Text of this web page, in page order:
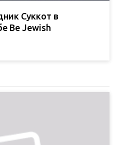
Суккот в
Be Jewish